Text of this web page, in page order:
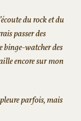
du rock et du
passer des
binge-watcher des
encore sur mon
parfois, mais